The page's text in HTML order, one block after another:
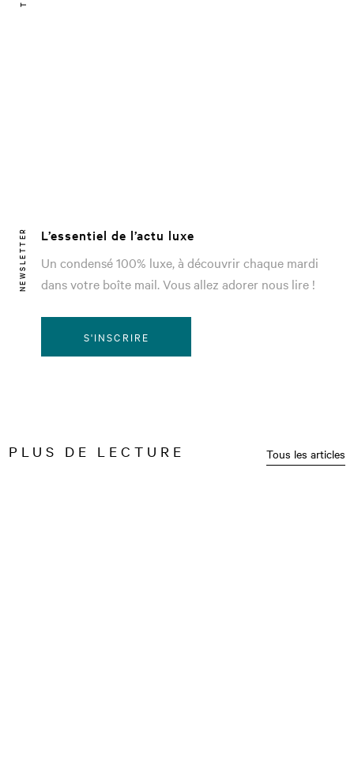
NEWSLETTER
L’essentiel de l’actu luxe
Un condensé 100% luxe, à découvrir chaque mardi
dans votre boîte mail. Vous allez adorer nous lire !
S'INSCRIRE
PLUS DE LECTURE Tous les articles